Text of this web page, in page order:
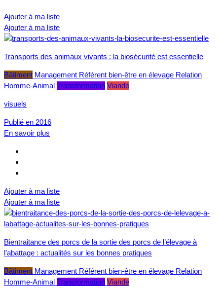
Ajouter à ma liste
Ajouter à ma liste
Transports des animaux vivants : la biosécurité est essentielle
Bâtiment Management Référent bien-être en élevage Relation
Homme-Animal Transformation Viande
visuels
Publié en 2016
En savoir plus
Ajouter à ma liste
Ajouter à ma liste
Bientraitance des porcs de la sortie des porcs de l’élevage à
l’abattage : actualités sur les bonnes pratiques
Bâtiment Management Référent bien-être en élevage Relation
Homme-Animal Transformation Viande